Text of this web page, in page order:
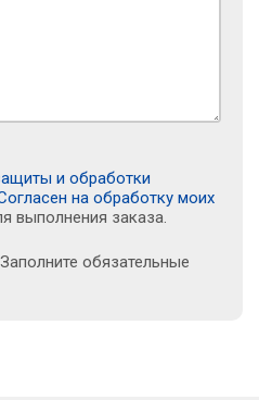
и обработки
на обработку моих
выполнения заказа.
обязательные